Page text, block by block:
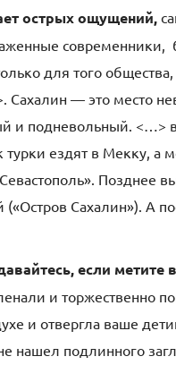
острых ощущений,
для того
— это место
и подневольный. <…>
турки ездят в Мекку, а
Позднее
(«Остров Сахалин»). А
если метите
и торжественно
и отвергла ваше
нашел подлинного